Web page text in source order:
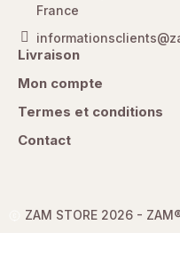
France
Livraison
Mon compte
Termes et conditions
Contact
ZAM STORE 2026 -